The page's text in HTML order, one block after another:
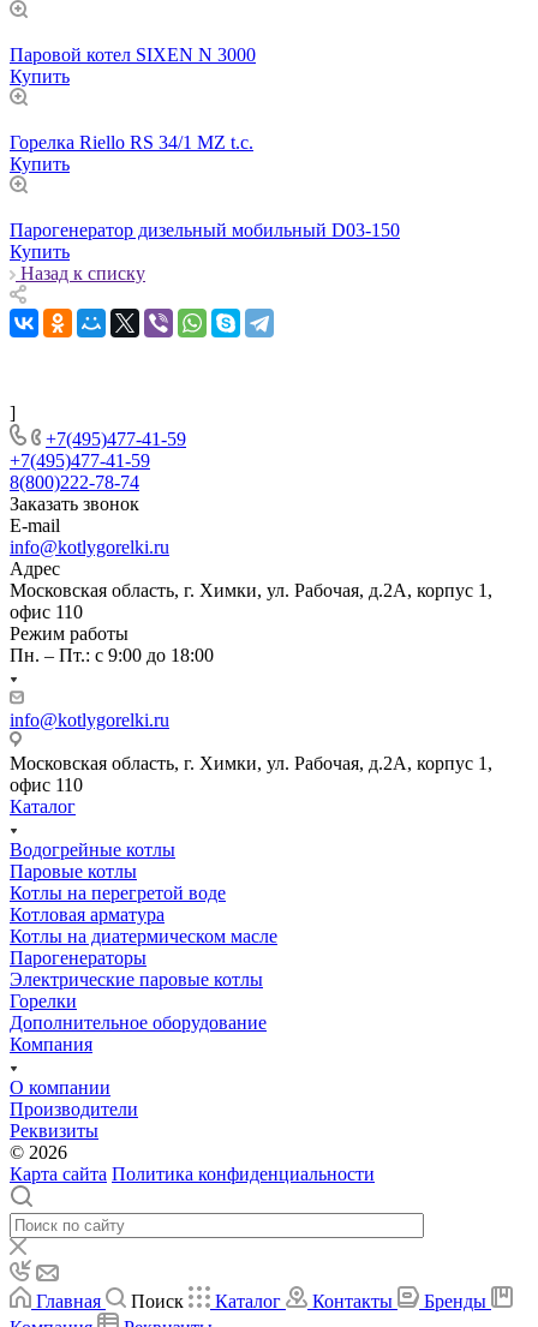
Паровой котел SIXEN N 3000
Купить
Горелка Riello RS 34/1 MZ t.c.
Купить
Парогенератор дизельный мобильный D03-150
Купить
Назад к списку
]
+7(495)477-41-59
+7(495)477-41-59
8(800)222-78-74
Заказать звонок
E-mail
info@kotlygorelki.ru
Адрес
Московская область, г. Химки, ул. Рабочая, д.2А, корпус 1,
офис 110
Режим работы
Пн. – Пт.: с 9:00 до 18:00
info@kotlygorelki.ru
Московская область, г. Химки, ул. Рабочая, д.2А, корпус 1,
офис 110
Каталог
Водогрейные котлы
Паровые котлы
Котлы на перегретой воде
Котловая арматура
Котлы на диатермическом масле
Парогенераторы
Электрические паровые котлы
Горелки
Дополнительное оборудование
Компания
О компании
Производители
Реквизиты
© 2026
Карта сайта Политика конфиденциальности
Главная Поиск Каталог Контакты
Бренды